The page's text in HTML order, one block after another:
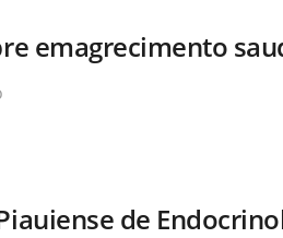
emagrecimento
de